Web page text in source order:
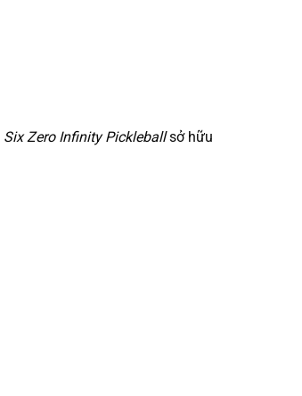
Six Zero Infinity Pickleballsở hữu